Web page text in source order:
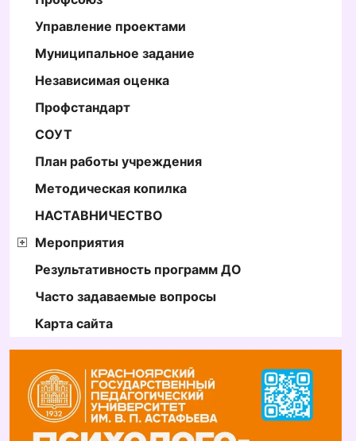
Управление проектами
Муниципальное задание
Независимая оценка
Профстандарт
СОУТ
План работы учреждения
Методическая копилка
НАСТАВНИЧЕСТВО
Мероприятия
Результативность программ ДО
Часто задаваемые вопросы
Карта сайта